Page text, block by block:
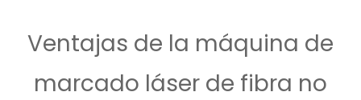
Ventajas de la máquina de
marcado láser de fibra no